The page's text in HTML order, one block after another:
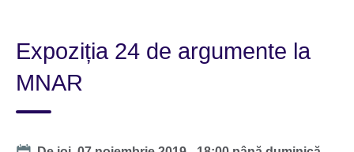
Expoziția 24 de argumente la
MNAR